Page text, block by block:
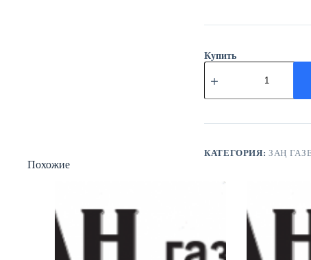
Купить
Количество
товара
(3739)
газеті
ақпан
КАТЕГОРИЯ:ЗАҢ
Похожие